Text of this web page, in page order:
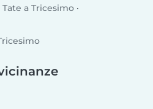
Tate a Tricesimo